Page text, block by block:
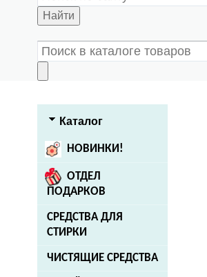
Найти
Каталог
НОВИНКИ!
ОТДЕЛ
ПОДАРКОВ
СРЕДСТВА ДЛЯ
СТИРКИ
ЧИСТЯЩИЕ СРЕДСТВА